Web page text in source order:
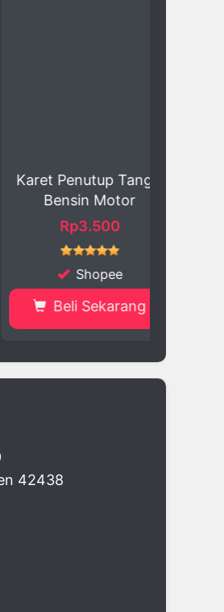
Penutup Tangki
Bensin Motor
Rp3.500
Shopee
Beli Sekarang
42438